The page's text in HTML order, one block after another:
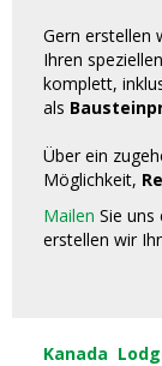
Gern erstellen
Ihren
komplett,
als
Über ein
Möglichkeit,
Mailen Sie uns
erstellen wir
Kanada